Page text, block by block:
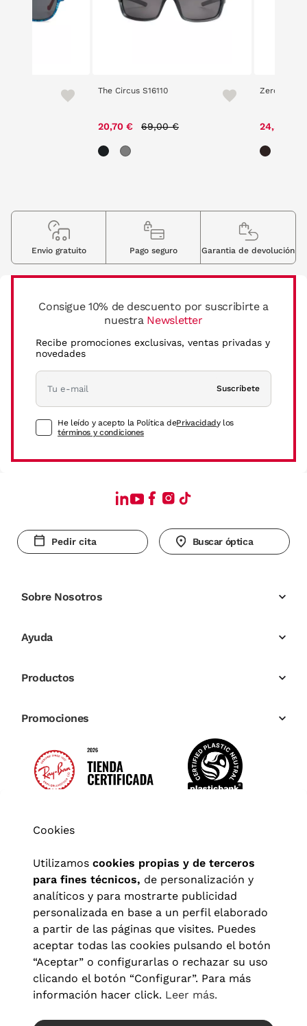
The Circus S16110
20,70 € 69,00 €
Zero 2305
24,50 €
Consigue 10% de descuento por suscribirte a
nuestra Newsletter
Recibe promociones exclusivas, ventas privadas y
novedades
Suscríbete
He leído y acepto la Política dePrivacidady los
términos y condiciones
Envio gratuito Pago seguro Garantia de devolución
Pedir cita Buscar óptica
Sobre Nosotros
Ayuda
Productos
Promociones
Aviso legal| Política de privacidad Términos y condiciones
Política de cookies|Configuración de cookies
Cookies
Utilizamos cookies propias y de terceros
para fines técnicos, de personalización y
analíticos y para mostrarte publicidad
personalizada en base a un perfil elaborado
a partir de las páginas que visites. Puedes
aceptar todas las cookies pulsando el botón
“Aceptar” o configurarlas o rechazar su uso
clicando el botón “Configurar”. Para más
información hacer click. Leer más.